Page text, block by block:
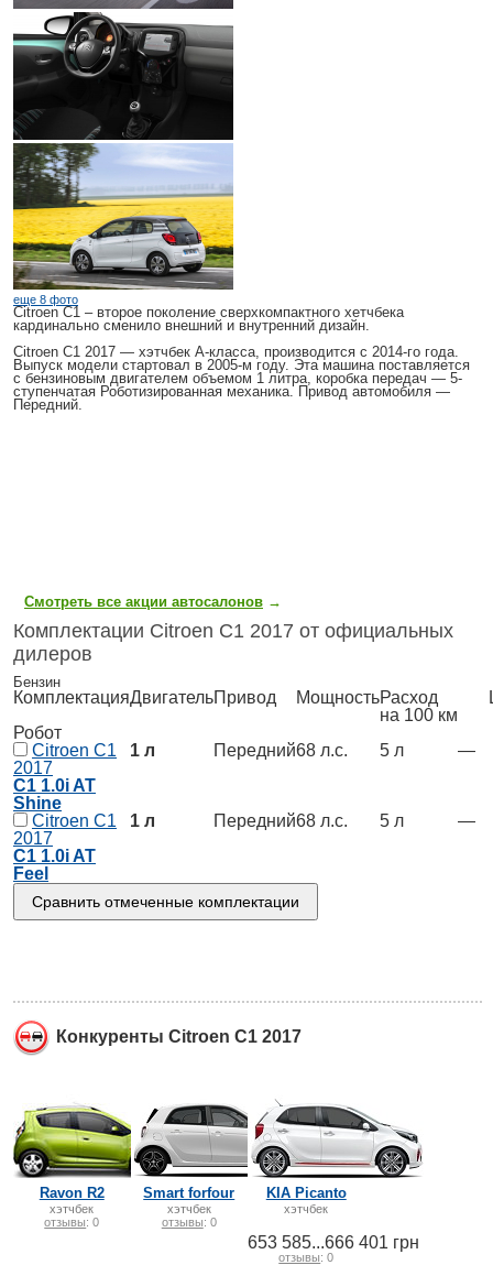
еще 8 фото
Citroen C1 – второе поколение сверхкомпактного хетчбека
кардинально сменило внешний и внутренний дизайн.
Citroen C1 2017 — хэтчбек A-класса, производится с 2014-го года.
Выпуск модели стартовал в 2005-м году. Эта машина поставляется
с бензиновым двигателем объемом 1 литра, коробка передач — 5-
ступенчатая Роботизированная механика. Привод автомобиля —
Передний.
Смотреть все акции автосалонов →
Комплектации Citroen C1 2017 от официальных
дилеров
Бензин
КомплектацияДвигательПривод МощностьРасход
на 100 км
Робот
Citroen C1
2017
C1 1.0i AT
Shine
1 л Передний68 л.с. 5 л —
Citroen C1
2017
C1 1.0i AT
Feel
1 л Передний68 л.с. 5 л —
Конкуренты Citroen C1 2017
Ravon R2
хэтчбек
отзывы: 0
Smart forfour
хэтчбек
отзывы: 0
KIA Picanto
хэтчбек
653 585...666 401 грн
отзывы: 0